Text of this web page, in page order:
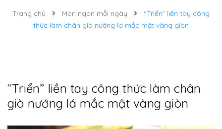
Trang chủ Món ngon mỗi ngày
“Triển” liền tay công
thức làm chân giò nướng lá mắc mật vàng giòn
“Triển” liền tay công thức làm chân
giò nướng lá mắc mật vàng giòn